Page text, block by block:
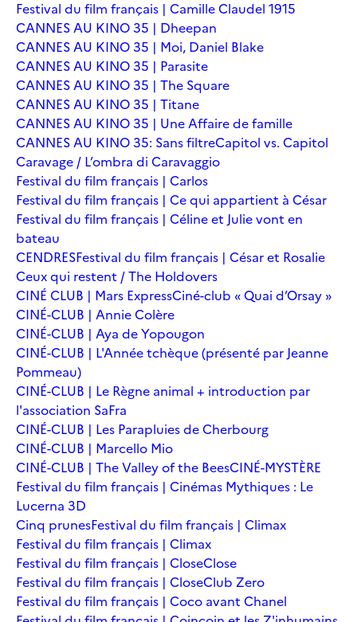
Festival du film français | Camille Claudel 1915
CANNES AU KINO 35 | Dheepan
CANNES AU KINO 35 | Moi, Daniel Blake
CANNES AU KINO 35 | Parasite
CANNES AU KINO 35 | The Square
CANNES AU KINO 35 | Titane
CANNES AU KINO 35 | Une Affaire de famille
CANNES AU KINO 35: Sans filtreCapitol vs. Capitol
Caravage / L’ombra di Caravaggio
Festival du film français | Carlos
Festival du film français | Ce qui appartient à César
Festival du film français | Céline et Julie vont en
bateau
CENDRESFestival du film français | César et Rosalie
Ceux qui restent / The Holdovers
CINÉ CLUB | Mars ExpressCiné-club « Quai d’Orsay »
CINÉ-CLUB | Annie Colère
CINÉ-CLUB | Aya de Yopougon
CINÉ-CLUB | L'Année tchèque (présenté par Jeanne
Pommeau)
CINÉ-CLUB | Le Règne animal + introduction par
l'association SaFra
CINÉ-CLUB | Les Parapluies de Cherbourg
CINÉ-CLUB | Marcello Mio
CINÉ-CLUB | The Valley of the BeesCINÉ-MYSTÈRE
Festival du film français | Cinémas Mythiques : Le
Lucerna 3D
Cinq prunesFestival du film français | Climax
Festival du film français | Climax
Festival du film français | CloseClose
Festival du film français | CloseClub Zero
Festival du film français | Coco avant Chanel